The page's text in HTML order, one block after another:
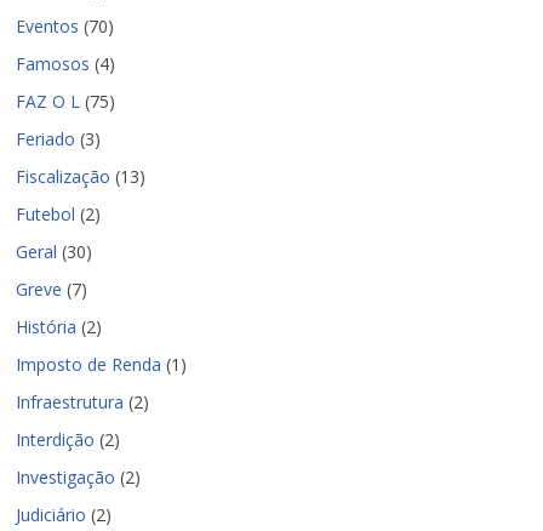
Eventos (70)
Famosos (4)
FAZ O L (75)
Feriado (3)
Fiscalização (13)
Futebol (2)
Geral (30)
Greve (7)
História (2)
Imposto de Renda (1)
Infraestrutura (2)
Interdição (2)
Investigação (2)
Judiciário (2)